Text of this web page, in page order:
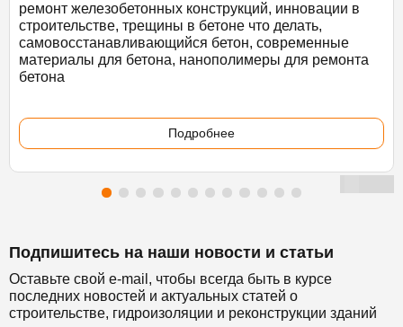
ремонт железобетонных конструкций, инновации в
строительстве, трещины в бетоне что делать,
самовосстанавливающийся бетон, современные
материалы для бетона, нанополимеры для ремонта
бетона
Подробнее
Подпишитесь на наши новости и статьи
Оставьте свой e-mail, чтобы всегда быть в курсе
последних новостей и актуальных статей о
строительстве, гидроизоляции и реконструкции зданий